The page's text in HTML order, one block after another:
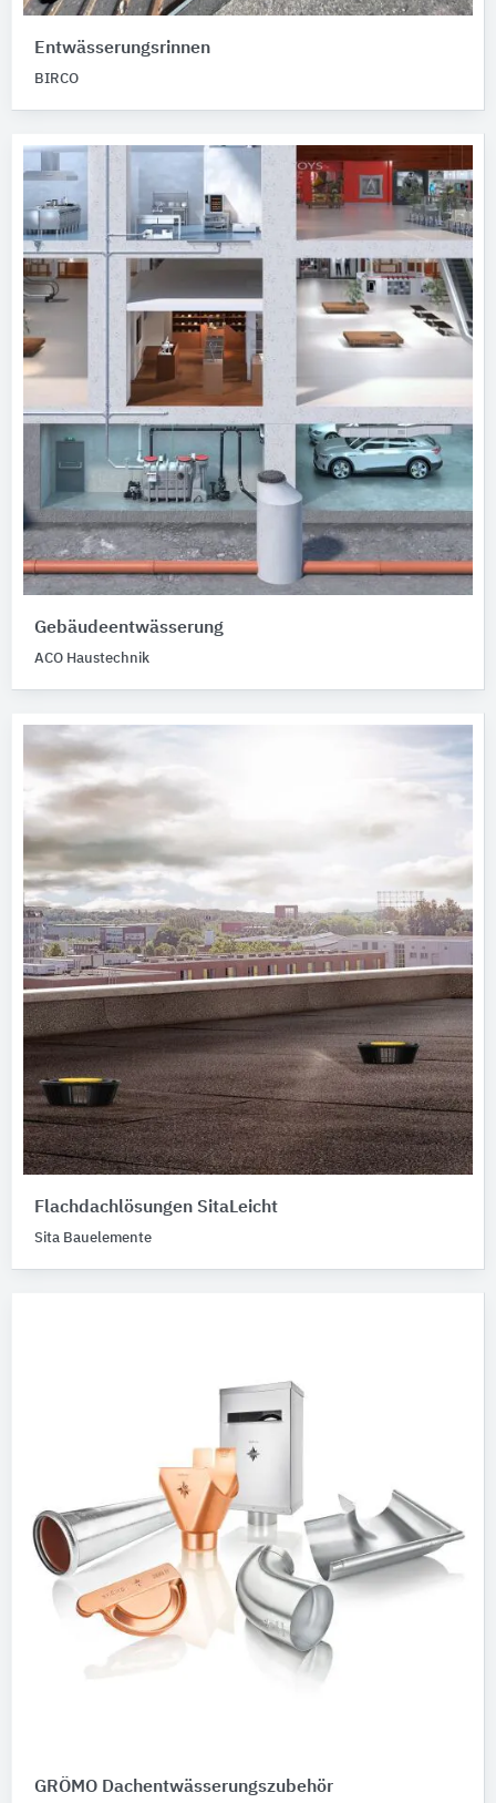
Entwässerungsrinnen
BIRCO
Gebäudeentwässerung
ACO Haustechnik
Flachdachlösungen SitaLeicht
Sita Bauelemente
GRÖMO Dachentwässerungszubehör